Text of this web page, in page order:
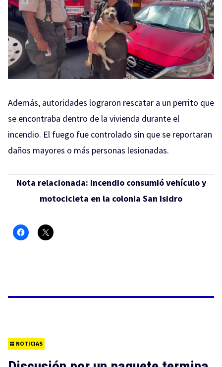
Además, autoridades lograron rescatar a un perrito que
se encontraba dentro de la vivienda durante el
incendio. El fuego fue controlado sin que se reportaran
daños mayores o más personas lesionadas.
Nota relacionada: Incendio consumió vehículo y
motocicleta en la colonia San Isidro
NOTICIAS